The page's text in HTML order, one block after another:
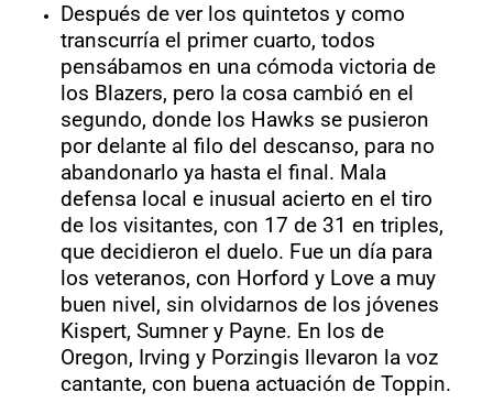
Después de ver los quintetos y como
transcurría el primer cuarto, todos
pensábamos en una cómoda victoria de
los Blazers, pero la cosa cambió en el
segundo, donde los Hawks se pusieron
por delante al filo del descanso, para no
abandonarlo ya hasta el final. Mala
defensa local e inusual acierto en el tiro
de los visitantes, con 17 de 31 en triples,
que decidieron el duelo. Fue un día para
los veteranos, con Horford y Love a muy
buen nivel, sin olvidarnos de los jóvenes
Kispert, Sumner y Payne. En los de
Oregon, Irving y Porzingis llevaron la voz
cantante, con buena actuación de Toppin.